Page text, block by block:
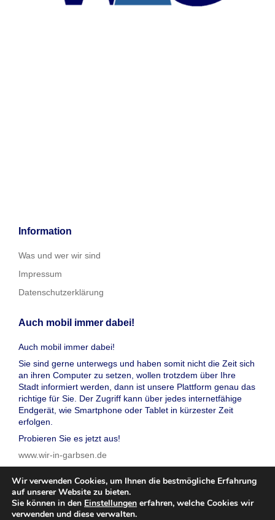
Information
Was und wer wir sind
Impressum
Datenschutzerklärung
Auch mobil immer dabei!
Auch mobil immer dabei!
Sie sind gerne unterwegs und haben somit nicht die Zeit sich
an ihren Computer zu setzen, wollen trotzdem über Ihre
Stadt informiert werden, dann ist unsere Plattform genau das
richtige für Sie. Der Zugriff kann über jedes internetfähige
Endgerät, wie Smartphone oder Tablet in kürzester Zeit
erfolgen.
Probieren Sie es jetzt aus!
www.wir-in-garbsen.de
Wir verwenden Cookies, um Ihnen die bestmögliche Erfahrung
auf unserer Website zu bieten.
Sie können in den Einstellungen erfahren, welche Cookies wir
verwenden und diese verwalten.